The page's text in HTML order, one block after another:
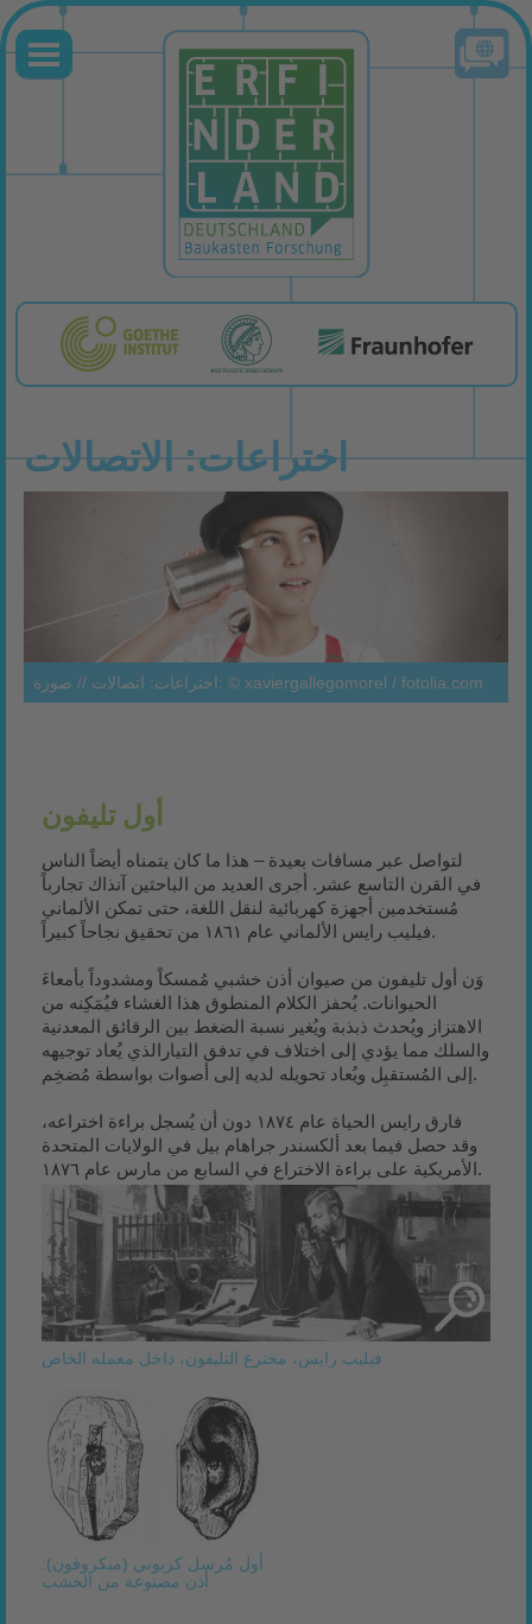
اختراعات: الاتصالات
اختراعات: اتصالات // صورة: © xaviergallegomorel / fotolia.com
أول تليفون
لتواصل عبر مسافات بعيدة – هذا ما كان يتمناه أيضاً الناس
في القرن التاسع عشر. أجرى العديد من الباحثين آنذاك تجارباً
مُستخدمين أجهزة كهربائية لنقل اللغة، حتى تمكن الألماني
فيليب رايس الألماني عام ١٨٦١ من تحقيق نجاحاً كبيراً.
الحيوانات. يُحفز الكلام المنطوق هذا الغشاء فيُمَكِنه من
الاهتزاز ويُحدث ذبذبة ويُغير نسبة الضغط بين الرقائق المعدنية
والسلك مما يؤدي إلى اختلاف في تدفق التيارالذي يُعاد توجيهه
إلى المُستقبِل ويُعاد تحويله لديه إلى أصوات بواسطة مُضخِم.
فارق رايس الحياة عام ١٨٧٤ دون أن يُسجل براءة اختراعه،
وقد حصل فيما بعد ألكسندر جراهام بيل في الولايات المتحدة
الأمريكية على براءة الاختراع في السابع من مارس عام ١٨٧٦.
فيليب رايس، مخترع التليفون، داخل معمله الخاص
أول مُرسل كربوني (ميكروفون):
أذن مصنوعة من الخشب